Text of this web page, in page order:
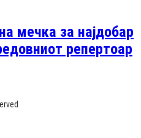
мечка за најдобар
репертоар